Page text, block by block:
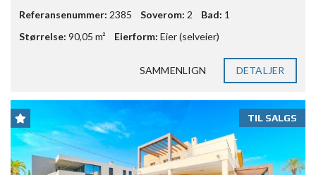
Referansenummer: 2385 Soverom: 2 Bad: 1
Størrelse: 90,05 m² Eierform: Eier (selveier)
SAMMENLIGN DETALJER
TIL SALGS